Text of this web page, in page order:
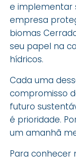
e implementar
empresa
biomas
seu papel na
hídricos.
Cada uma
compromisso
futuro
é prioridade.
um amanhã
Para conhecer